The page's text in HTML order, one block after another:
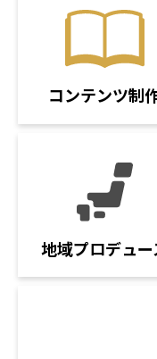
コンテンツ制
地域プロデュー